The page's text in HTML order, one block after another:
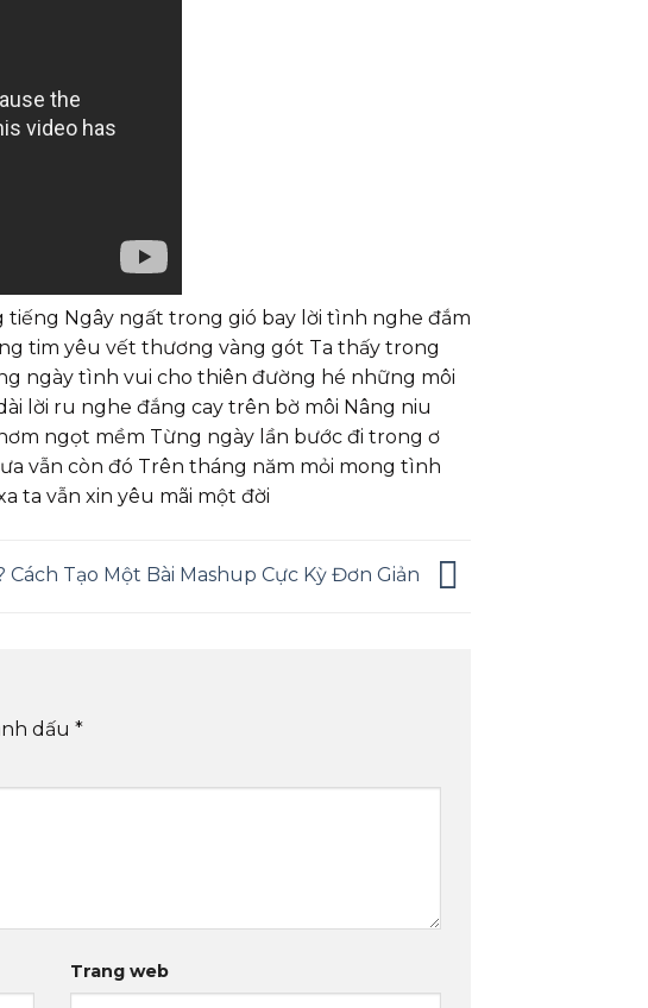
tiếng Ngây ngất trong gió bay lời tình nghe đắm
tim yêu vết thương vàng gót Ta thấy trong
ngày tình vui cho thiên đường hé những môi
lời ru nghe đắng cay trên bờ môi Nâng niu
ngọt mềm Từng ngày lần bước đi trong ơ
vẫn còn đó Trên tháng năm mỏi mong tình
ta vẫn xin yêu mãi một đời
Cách Tạo Một Bài Mashup Cực Kỳ Đơn Giản
dấu *
Trang web